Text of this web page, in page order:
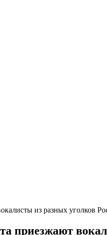
из разных уголков
приезжают